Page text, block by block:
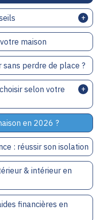
maison
perdre de place ?
selon votre
en 2026 ?
: réussir son isolation
& intérieur en
financières en